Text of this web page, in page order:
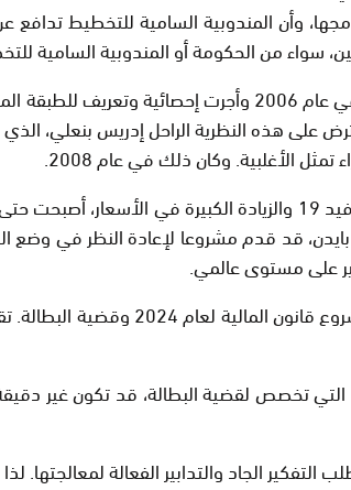
وأن المندوبية السامية للتخطيط
سواء من الحكومة أو المندوبية السامية
على هذه النظرية الراحل إدريس بنعلي،
الأغلبية. وكان ذلك في عام 2008.
الآن، في عام 2023، وبسبب جائحة كوفيد 19
على مستوى عالمي.
الآن، دعونا نعود إلى
التي تخصص لقضية البطالة، قد تكون غير
الجاد والتدابير الفعالة لمعالجتها.